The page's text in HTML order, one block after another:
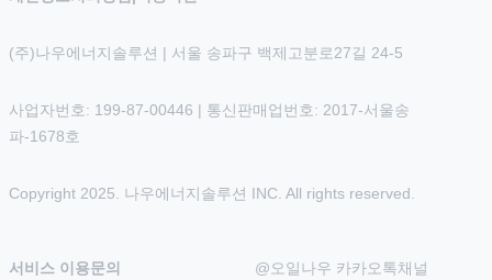
(주)나우에너지솔루션 | 서울 송파구 백제고분로27길 24-5
사업자번호: 199-87-00446 | 통신판매업번호: 2017-서울송
파-1678호
Copyright 2025. 나우에너지솔루션 INC. All rights reserved.
서비스 이용문의
@오일나우 카카오톡채널